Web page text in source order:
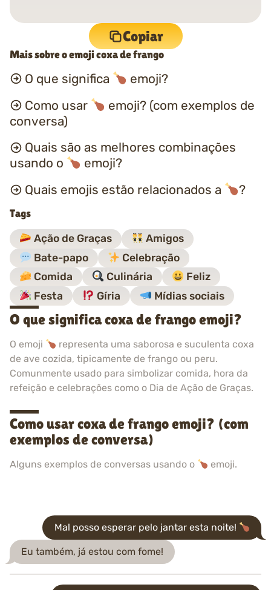
Copiar
Mais sobre o emoji coxa de frango
O que significa
emoji?
Como usar
emoji? (com exemplos de
conversa)
Quais são as melhores combinações
usando o
emoji?
Quais emojis estão relacionados a
?
Tags
Ação de Graças
Amigos
Bate-papo
Celebração
Comida
Culinária
Feliz
Festa
Gíria Mídias sociais
O que significa coxa de frango emoji?
O emoji
representa uma saborosa e suculenta coxa
de ave cozida, tipicamente de frango ou peru.
Comunmente usado para simbolizar comida, hora da
refeição e celebrações como o Dia de Ação de Graças.
Como usar coxa de frango emoji? (com
exemplos de conversa)
Alguns exemplos de conversas usando o emoji.
Mal posso esperar pelo jantar esta noite!
Eu também, já estou com fome!